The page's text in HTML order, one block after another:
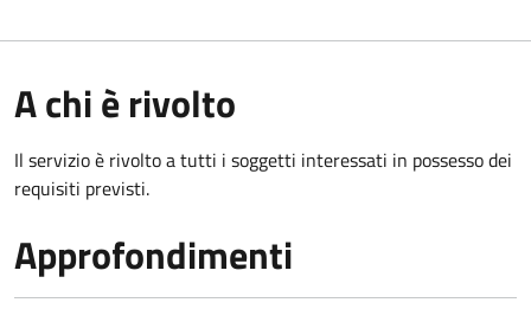
A chi è rivolto
Il servizio è rivolto a tutti i soggetti interessati in possesso dei
requisiti previsti.
Approfondimenti